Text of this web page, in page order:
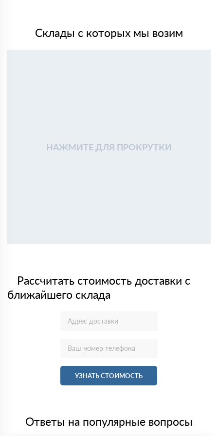
Склады с которых мы возим
НАЖМИТЕ ДЛЯ ПРОКРУТКИ
Рассчитать стоимость доставки с
ближайшего склада
УЗНАТЬ СТОИМОСТЬ
Ответы на популярные вопросы